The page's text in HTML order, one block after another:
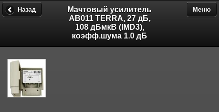
Мачтовый усилитель
AB011 TERRA, 27 дБ,
108 дБмкВ (IMD3),
коэфф.шума 1.0 дБ
Назад Меню